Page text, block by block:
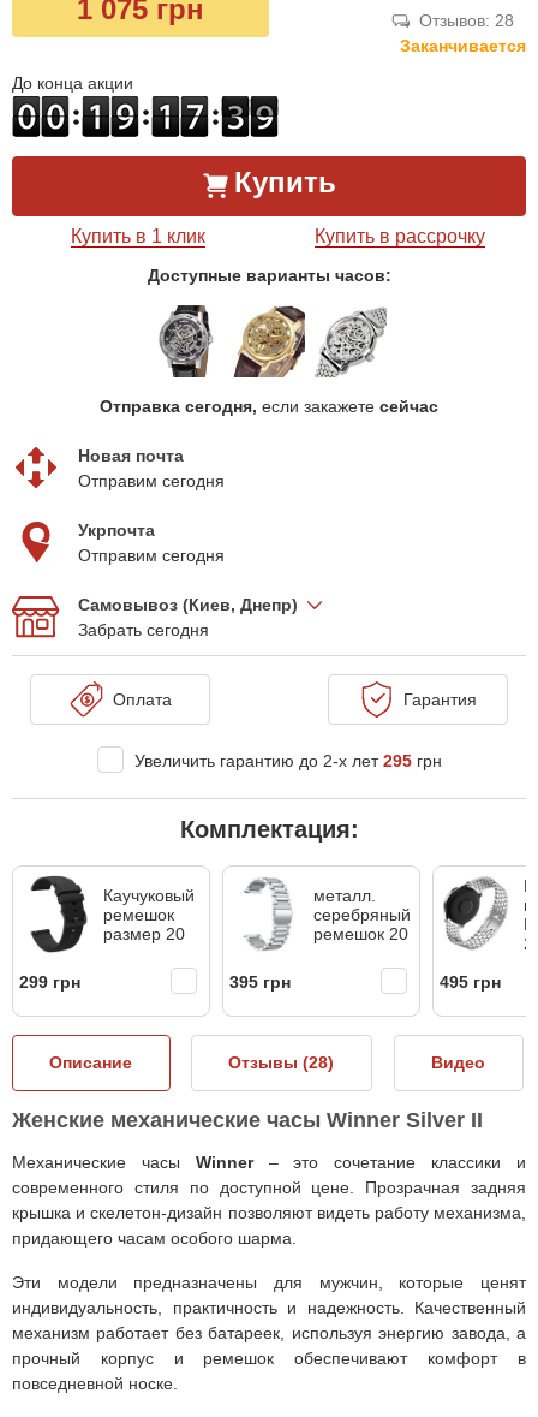
1 075 грн
Отзывов: 28
Заканчивается
До конца акции
Купить
Купить в 1 клик Купить в рассрочку
Доступные варианты часов:
Отправка сегодня, если закажете сейчас
Новая почта
Отправим сегодня
Укрпочта
Отправим сегодня
Самовывоз (Киев, Днепр)
Забрать сегодня
Оплата Гарантия
Увеличить гарантию до 2-х лет295 грн
Комплектация:
Каучуковый
ремешок
размер 20
299 грн
металл.
серебряный
ремешок 20
395 грн 495 грн
Описание Отзывы (28) Видео
Женские механические часы Winner Silver II
Механические часы Winner– это сочетание классики и
современного стиля по доступной цене. Прозрачная задняя
крышка и скелетон-дизайн позволяют видеть работу механизма,
придающего часам особого шарма.
Эти модели предназначены для мужчин, которые ценят
индивидуальность, практичность и надежность. Качественный
механизм работает без батареек, используя энергию завода, а
прочный корпус и ремешок обеспечивают комфорт в
повседневной носке.